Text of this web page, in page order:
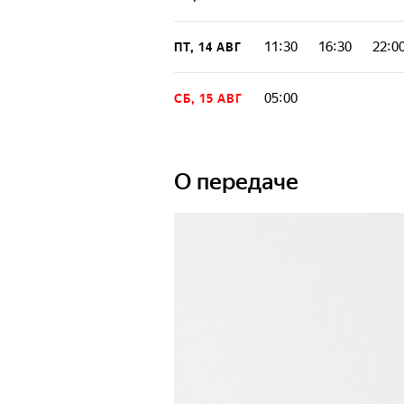
ПТ, 14 АВГ 11:30 16:30
СБ, 15 АВГ 05:00
О передаче